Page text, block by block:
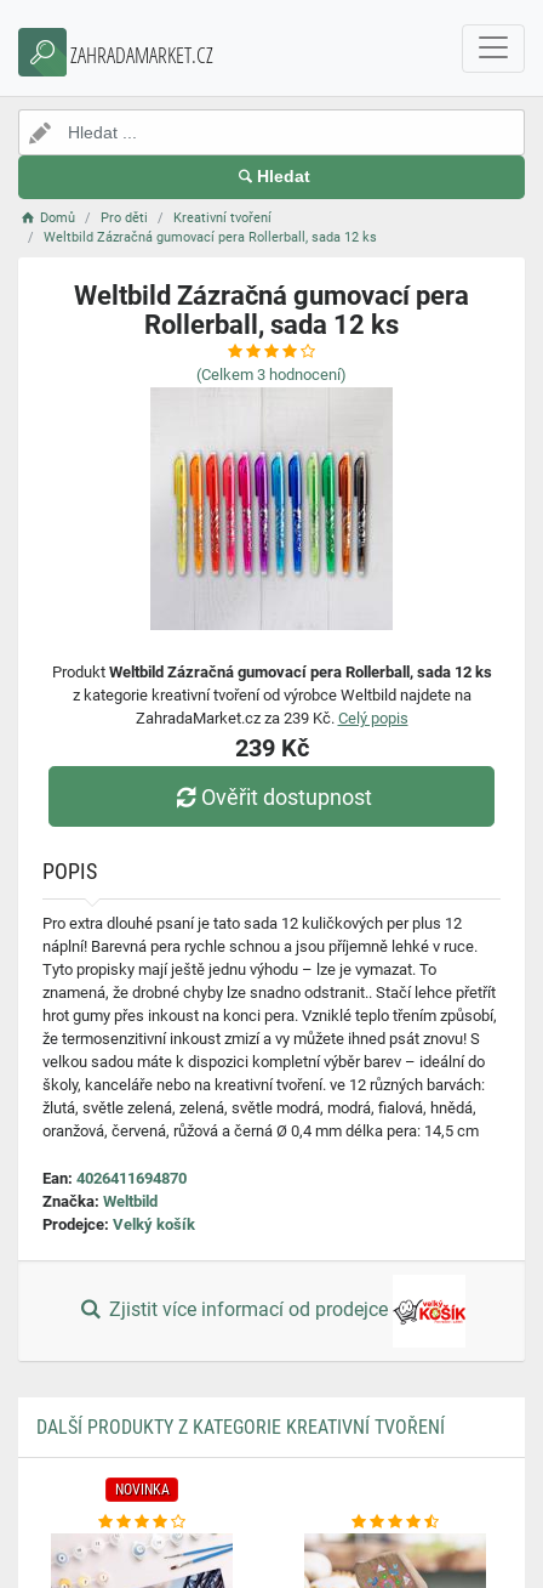
ZAHRADAMARKET.CZ
Hledat
Domů Pro děti
Kreativní tvoření
Weltbild Zázračná gumovací pera Rollerball, sada 12 ks
Weltbild Zázračná gumovací pera
Rollerball, sada 12 ks
(Celkem 3 hodnocení)
Produkt Weltbild Zázračná gumovací pera Rollerball, sada 12 ks
z kategorie kreativní tvoření od výrobce Weltbild najdete na
ZahradaMarket.cz za 239 Kč. Celý popis
239 Kč
Ověřit dostupnost
POPIS
Pro extra dlouhé psaní je tato sada 12 kuličkových per plus 12
náplní! Barevná pera rychle schnou a jsou příjemně lehké v ruce.
Tyto propisky mají ještě jednu výhodu – lze je vymazat. To
znamená, že drobné chyby lze snadno odstranit.. Stačí lehce přetřít
hrot gumy přes inkoust na konci pera. Vzniklé teplo třením způsobí,
že termosenzitivní inkoust zmizí a vy můžete ihned psát znovu! S
velkou sadou máte k dispozici kompletní výběr barev – ideální do
školy, kanceláře nebo na kreativní tvoření. ve 12 různých barvách:
žlutá, světle zelená, zelená, světle modrá, modrá, fialová, hnědá,
oranžová, červená, růžová a černá Ø 0,4 mm délka pera: 14,5 cm
Ean: 4026411694870
Značka: Weltbild
Prodejce: Velký košík
Zjistit více informací od prodejce
DALŠÍ PRODUKTY Z KATEGORIE KREATIVNÍ TVOŘENÍ
NOVINKA